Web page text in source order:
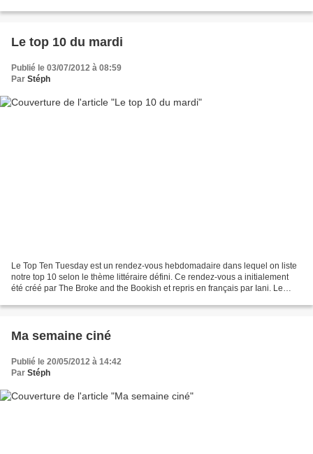
Le top 10 du mardi
Publié le 03/07/2012 à 08:59
Par Stéph
Le Top Ten Tuesday est un rendez-vous hebdomadaire dans lequel on liste
notre top 10 selon le thème littéraire défini. Ce rendez-vous a initialement
été créé par The Broke and the Bookish et repris en français par Iani. Le
Ma semaine ciné
Publié le 20/05/2012 à 14:42
Par Stéph